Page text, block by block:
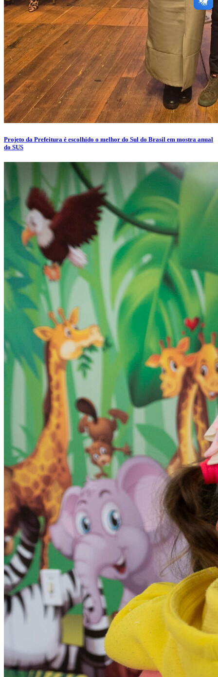
Projeto da Prefeitura é escolhido o melhor do Sul do Brasil em mostra anual
do SUS